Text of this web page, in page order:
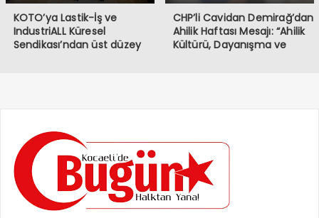
KOTO’ya Lastik-İş ve
IndustriALL Küresel
Sendikası’ndan üst düzey
CHP’li Cavidan Demirağ’dan
Ahilik Haftası Mesajı: “Ahilik
Kültürü, Dayanışma ve